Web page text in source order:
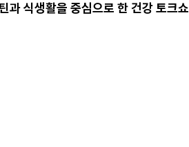
과 식생활을 중심으로 한 건강 토크쇼